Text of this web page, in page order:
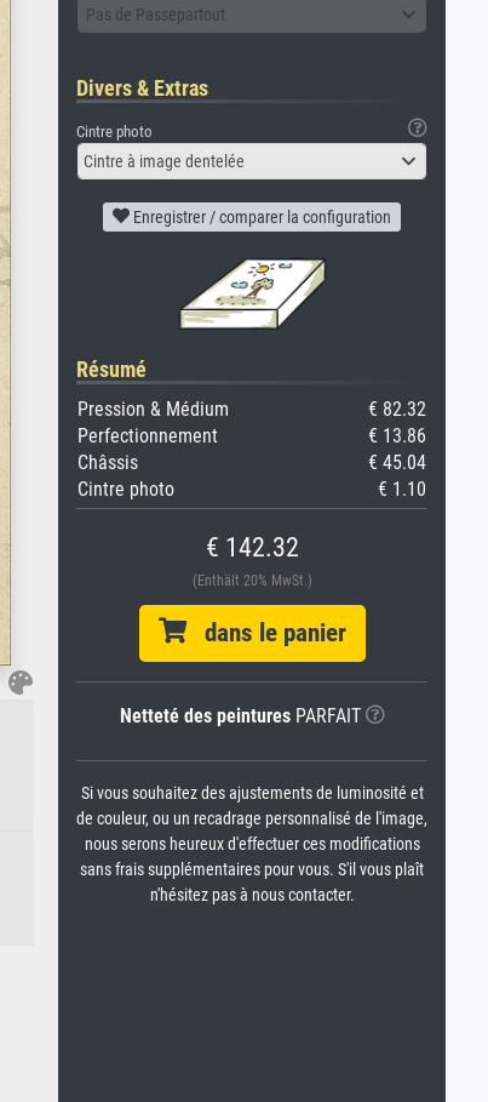
Pas de Passepartout
Divers & Extras
Cintre photo
Cintre à image dentelée
Enregistrer / comparer la configuration
Résumé
Pression & Médium
€ 82.32
Perfectionnement
€ 13.86
Châssis
€ 45.04
Cintre photo
€ 1.10
€ 142.32
(Enthält 20% MwSt.)
dans le panier
Netteté des peinturesPARFAIT
Si vous souhaitez des ajustements de luminosité et
de couleur, ou un recadrage personnalisé de l'image,
nous serons heureux d'effectuer ces modifications
sans frais supplémentaires pour vous. S'il vous plaît
n'hésitez pas à nous contacter.